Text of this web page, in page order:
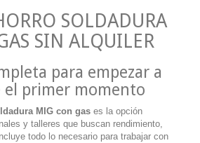
SOLDADURA
SIN ALQUILER
para empezar a
el primer momento
MIG con gas es la opción
y talleres que buscan rendimiento,
todo lo necesario para trabajar con